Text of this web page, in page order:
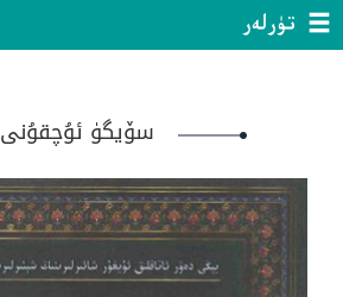
تۈرلەر
سۆيگۈ ئۇچقۇنى